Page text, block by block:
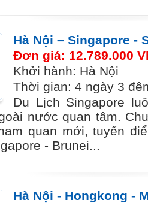
Hà Nội – Singapore -
Đơn giá: 12.789.000
Khởi hành: Hà Nội
Thời gian: 4 ngày 3
Du Lịch Singapore
nước quan tâm.
quan mới, tuyến
- Brunei...
Hà Nội - Hongkong -